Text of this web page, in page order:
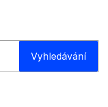
Vyhledávání